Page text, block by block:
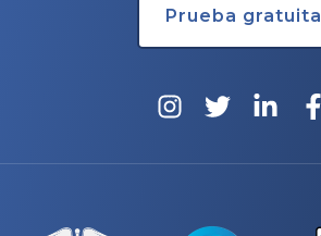
Prueba gratuita